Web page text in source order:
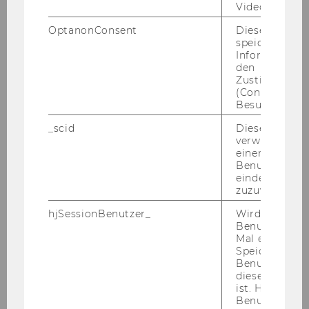
Zuverlässigkeit
- Fähigkeit strukturiert und eigenständig zu
Ende der Bewerbungsfrist: 13.02.2019
Bitte bewerben Sie sich auf unserer Homepage
103) Aus­schrei­bung von In­klu­
si­ons­stel­len für wis­sen­schaft­li­
Video
OptanonConsent
Dieses Cookie
speichert
den
(Consent)
Besuchers.
_scid
Dieses
verwendet,
einem/einer
Benutzer*in
eindeutige ID
zuzuweisen
hjSessionBenutzer_
Wird gesetzt,
Benutzer
Mal eine
Speichert die
Benutzer-ID,
diese Seite
ist. Hotjar
Benutzer